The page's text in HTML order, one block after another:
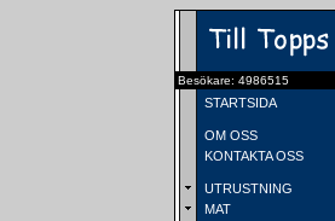
Besökare: 4986515
STARTSIDA
OM OSS
KONTAKTA OSS
UTRUSTNING
MAT